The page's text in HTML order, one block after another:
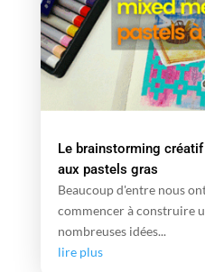
Le brainstorming
aux pastels gras
Beaucoup d'entre nous
commencer à construire
nombreuses idées...
lire plus